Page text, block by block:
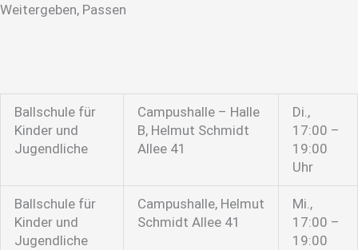
Weitergeben, Passen
Ballschule für
Kinder und
Jugendliche
Campushalle – Halle
B, Helmut Schmidt
Allee 41
Di.,
17:00 –
19:00
Uhr
Ballschule für
Kinder und
Jugendliche
Campushalle, Helmut
Schmidt Allee 41
Mi.,
17:00 –
19:00